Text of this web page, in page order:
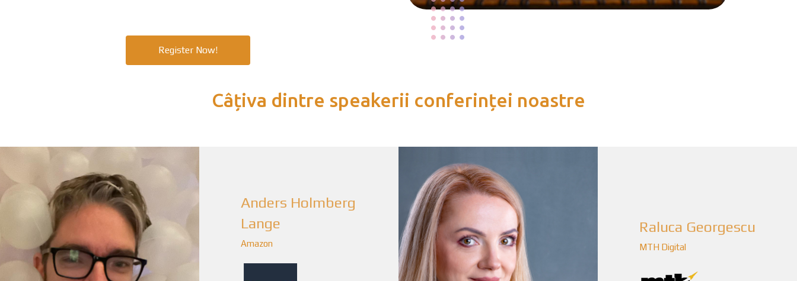
Register Now!
Câțiva dintre speakerii conferinței noastre
Anders Holmberg
Lange
Amazon
Raluca Georgescu
MTH Digital